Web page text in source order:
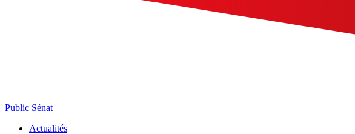
Public Sénat
Actualités